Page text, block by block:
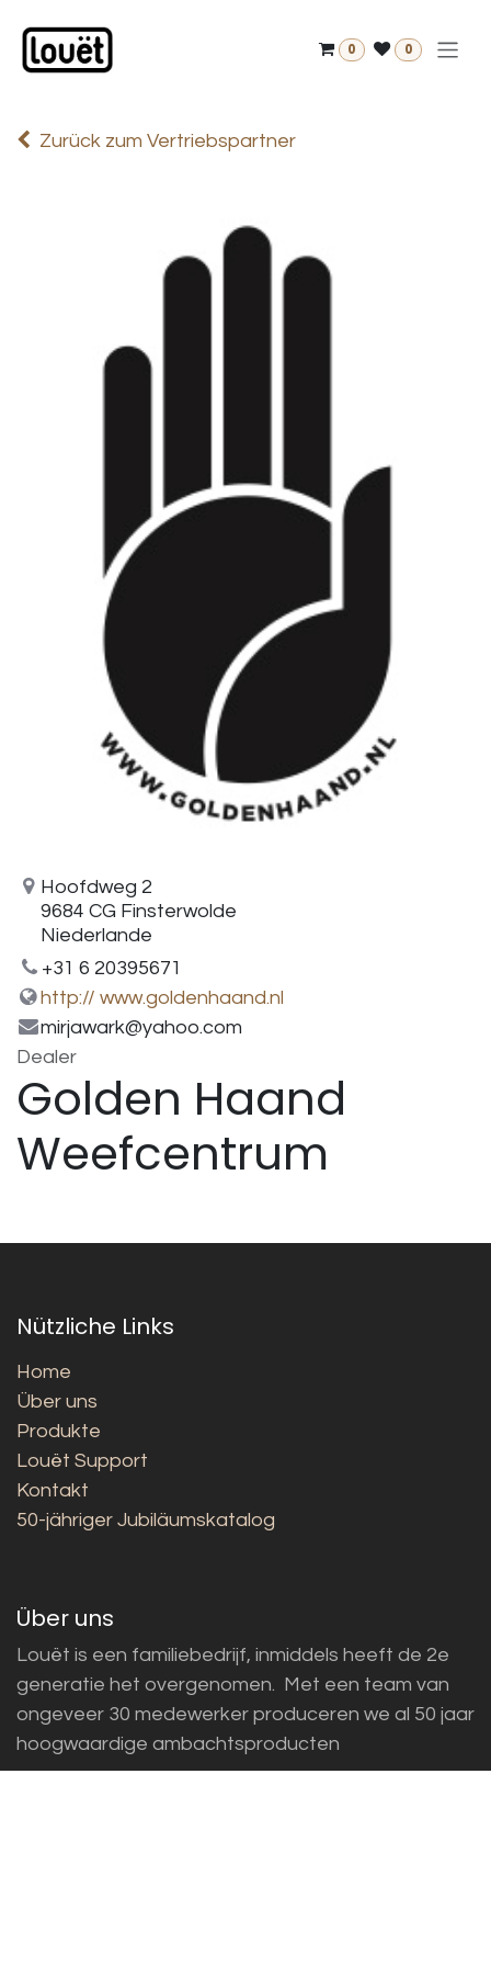
0 0
Zurück zum Vertriebspartner
Hoofdweg 2
9684 CG Finsterwolde
Niederlande
+31 6 20395671
http:// www.goldenhaand.nl
mirjawark@yahoo.com
Dealer
Golden Haand
Weefcentrum
Nützliche Links
Home
Über uns
Produkte
Louët Support
Kontakt
50-jähriger Jubiläumskatalog
Über uns
Louët is een familiebedrijf, inmiddels heeft de 2e
generatie het overgenomen. Met een team van
ongeveer 30 medewerker produceren we al 50 jaar
hoogwaardige ambachtsproducten